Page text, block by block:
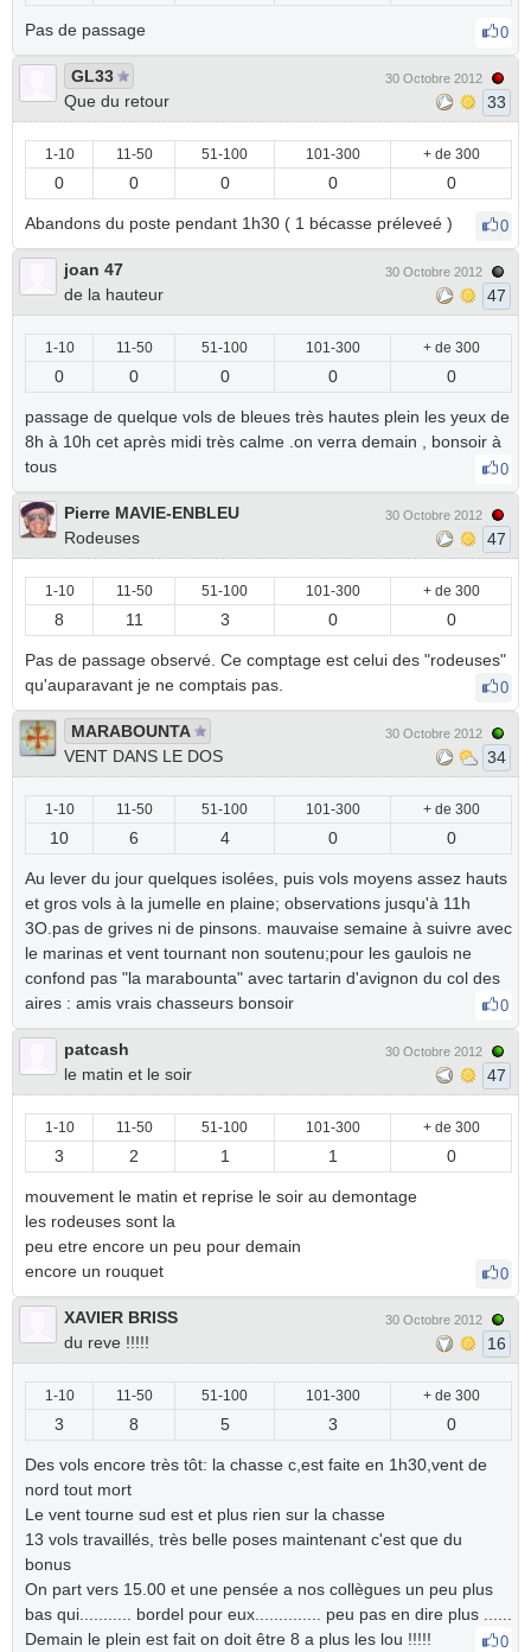
Pas de passage 0
GL33
Que du retour
30 Octobre 2012
33
1-10 11-50 51-100 101-300 + de 300
0 0 0 0 0
Abandons du poste pendant 1h30 ( 1 bécasse préleveé ) 0
joan 47
de la hauteur
30 Octobre 2012
47
1-10 11-50 51-100 101-300 + de 300
0 0 0 0 0
passage de quelque vols de bleues très hautes plein les yeux de
8h à 10h cet après midi très calme .on verra demain , bonsoir à
tous
0
Pierre MAVIE-ENBLEU
Rodeuses
30 Octobre 2012
47
1-10 11-50 51-100 101-300 + de 300
8 11 3 0 0
Pas de passage observé. Ce comptage est celui des "rodeuses"
qu'auparavant je ne comptais pas.
0
MARABOUNTA
VENT DANS LE DOS
30 Octobre 2012
34
1-10 11-50 51-100 101-300 + de 300
10 6 4 0 0
Au lever du jour quelques isolées, puis vols moyens assez hauts
et gros vols à la jumelle en plaine; observations jusqu'à 11h
3O.pas de grives ni de pinsons. mauvaise semaine à suivre avec
le marinas et vent tournant non soutenu;pour les gaulois ne
confond pas "la marabounta" avec tartarin d'avignon du col des
aires : amis vrais chasseurs bonsoir
0
patcash
le matin et le soir
30 Octobre 2012
47
1-10 11-50 51-100 101-300 + de 300
3 2 1 1 0
mouvement le matin et reprise le soir au demontage
les rodeuses sont la
peu etre encore un peu pour demain
encore un rouquet
0
XAVIER BRISS
du reve !!!!!
30 Octobre 2012
16
1-10 11-50 51-100 101-300 + de 300
3 8 5 3 0
Des vols encore très tôt: la chasse c,est faite en 1h30,vent de
nord tout mort
Le vent tourne sud est et plus rien sur la chasse
13 vols travaillés, très belle poses maintenant c'est que du
bonus
On part vers 15.00 et une pensée a nos collègues un peu plus
bas qui........... bordel pour eux.............. peu pas en dire plus ......
Demain le plein est fait on doit être 8 a plus les lou !!!!!
0